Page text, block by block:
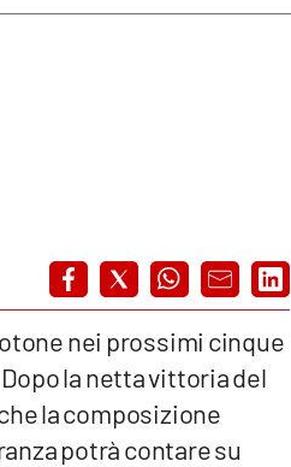
nei prossimi cinque
. Dopo la netta vittoria del
la composizione
potrà contare su